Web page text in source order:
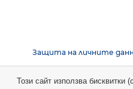
Защита на личните
Този сайт използва бисквитки